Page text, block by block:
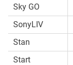
Sky GO
SonyLIV
Stan
Start